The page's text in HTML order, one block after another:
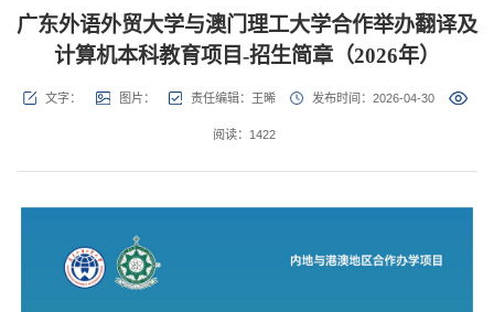
广东外语外贸大学与澳门理工大学合作举办翻译及
计算机本科教育项目-招生简章（2026年）
文字： 图片： 责任编辑：王晞 发布时间：2026-04-30
阅读： 1422